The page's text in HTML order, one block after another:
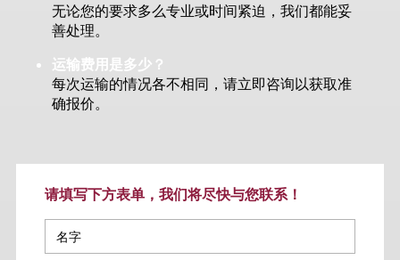
无论您的要求多么专业或时间紧迫，我们都能妥
善处理。
运输费用是多少？
每次运输的情况各不相同，请立即咨询以获取准
确报价。
请填写下方表单，我们将尽快与您联系！